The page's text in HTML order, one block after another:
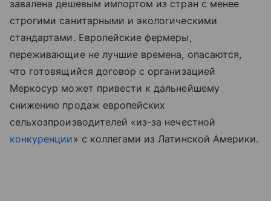
завалена дешевым импортом из стран с менее
строгими санитарными и экологическими
стандартами. Европейские фермеры,
переживающие не лучшие времена, опасаются,
что готовящийся договор с организацией
Меркосур может привести к дальнейшему
снижению продаж европейских
сельхозпроизводителей «из-за нечестной
конкуренции» с коллегами из Латинской Америки.